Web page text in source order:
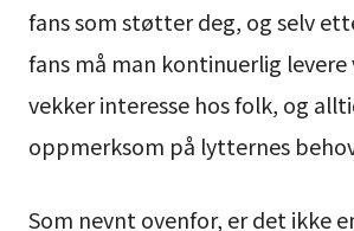
fans som støtter deg, og selv
fans må man kontinuerlig levere
vekker interesse hos folk, og
oppmerksom på lytternes
Som nevnt ovenfor, er det ikke